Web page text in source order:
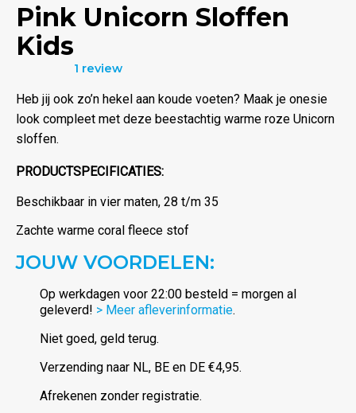
Pink Unicorn Sloffen
Kids
5.00 uit 5
1 review
Heb jij ook zo’n hekel aan koude voeten? Maak je onesie
look compleet met deze beestachtig warme roze Unicorn
sloffen.
PRODUCTSPECIFICATIES:
Beschikbaar in vier maten, 28 t/m 35
Zachte warme coral fleece stof
JOUW VOORDELEN:
Op werkdagen voor 22:00 besteld = morgen al
geleverd! > Meer afleverinformatie.
Niet goed, geld terug.
Verzending naar NL, BE en DE €4,95.
Afrekenen zonder registratie.